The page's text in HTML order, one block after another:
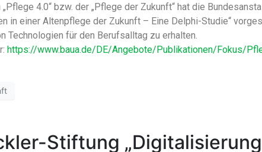
4.0“ bzw. der „Pflege der Zukunft“ hat die
in einer Altenpflege der Zukunft – Eine Delphi-Studie“
für den Berufsalltag zu erhalten.
https://www.baua.de/DE/Angebote/Publikationen/Fokus/
Stiftung